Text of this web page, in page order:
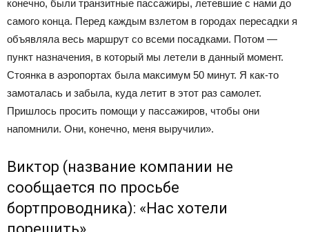
конечно, были транзитные пассажиры, летевшие с нами до
самого конца. Перед каждым взлетом в городах пересадки я
объявляла весь маршрут со всеми посадками. Потом —
пункт назначения, в который мы летели в данный момент.
Стоянка в аэропортах была максимум 50 минут. Я как-то
замоталась и забыла, куда летит в этот раз самолет.
Пришлось просить помощи у пассажиров, чтобы они
напомнили. Они, конечно, меня выручили».
Виктор (название компании не
сообщается по просьбе
бортпроводника): «Нас хотели